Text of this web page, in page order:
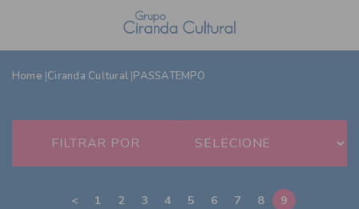
Home Ciranda Cultural PASSATEMPO
FILTRAR POR
< 1 2 3 4 5 6 7 8 9